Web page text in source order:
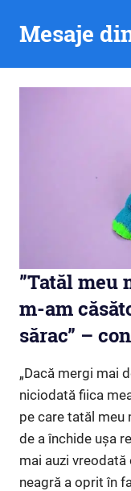
Mesaje
”Tatăl meu
m-am
sărac” –
„Dacă mergi mai
niciodată fiica
pe care tatăl meu
de a închide ușa
mai auzi vreodată
neagră a oprit în